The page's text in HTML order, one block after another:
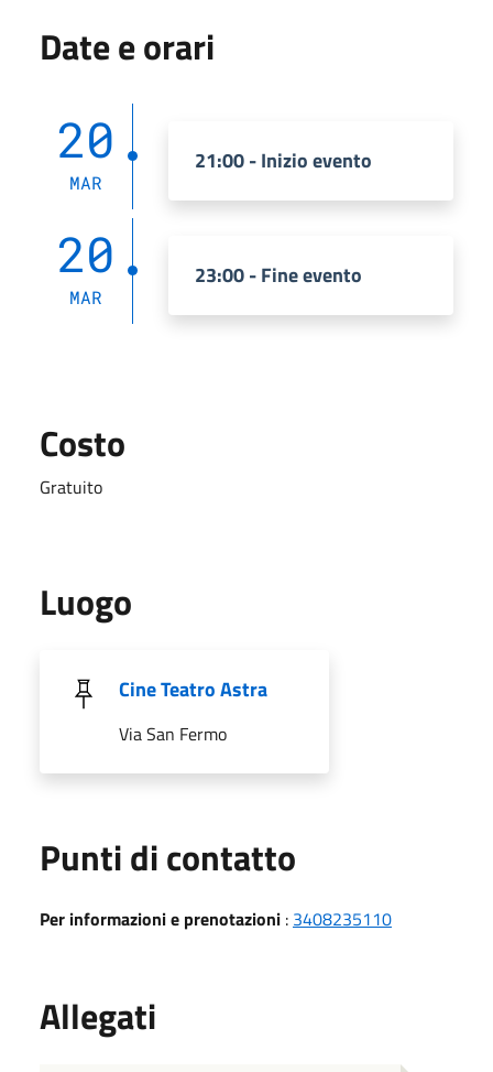
Date e orari
20
MAR
21:00 - Inizio evento
20
MAR
23:00 - Fine evento
Costo
Gratuito
Luogo
Cine Teatro Astra
Via San Fermo
Punti di contatto
Per informazioni e prenotazioni : 3408235110
Allegati